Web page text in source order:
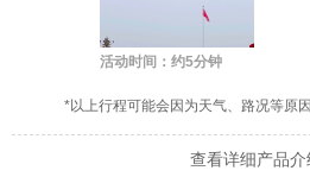
活动时间：约5分钟
*以上行程可能会因为天气、路况等原
查看详细产品介